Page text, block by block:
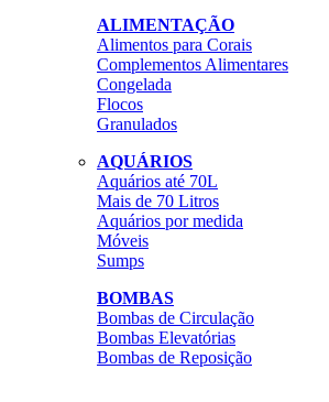
ALIMENTAÇÃO
Alimentos para Corais
Complementos Alimentares
Congelada
Flocos
Granulados
AQUÁRIOS
Aquários até 70L
Mais de 70 Litros
Aquários por medida
Móveis
Sumps
BOMBAS
Bombas de Circulação
Bombas Elevatórias
Bombas de Reposição